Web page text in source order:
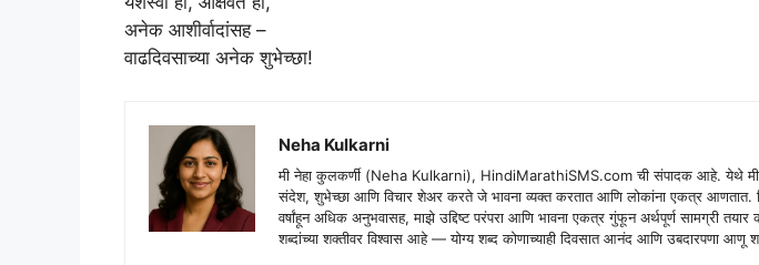
अनेक आशीर्वादांसह –
वाढदिवसाच्या अनेक शुभेच्छा!
Neha Kulkarni
मी नेहा कुलकर्णी (Neha Kulkarni), HindiMarathiSMS.com ची संपादक आहे. येथे मी
संदेश, शुभेच्छा आणि विचार शेअर करते जे भावना व्यक्त करतात आणि लोकांना एकत्र आणतात.
वर्षांहून अधिक अनुभवासह, माझे उद्दिष्ट परंपरा आणि भावना एकत्र गुंफून अर्थपूर्ण सामग्री
शब्दांच्या शक्तीवर विश्वास आहे — योग्य शब्द कोणाच्याही दिवसात आनंद आणि उबदारपणा आणू